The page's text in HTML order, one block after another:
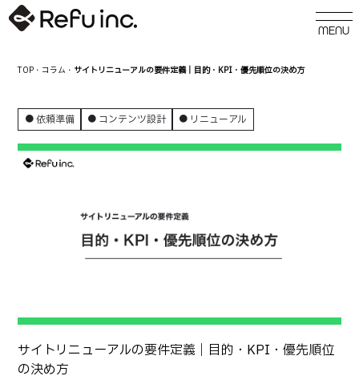
TOP ・ コラム ・ サイトリニューアルの要件定義｜目的・KPI・優先順位の決め方
依頼準備 コンテンツ設計 リニューアル
サイトリニューアルの要件定義｜目的・KPI・優先順位
の決め方